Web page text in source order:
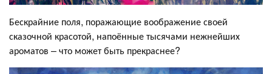
Бескрайние поля, поражающие воображение своей
сказочной красотой, напоённые тысячами нежнейших
ароматов – что может быть прекраснее?